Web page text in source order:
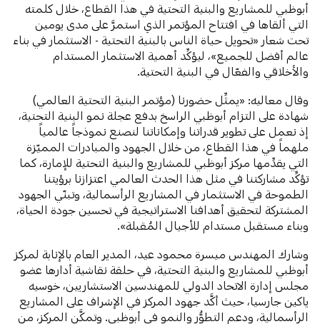
أبوظبي للمشاريع والبنية التحتية في هذا القطاع، خلال كلمته
التي ألقاها في افتتاح المؤتمر الذي استمرَّ على مدى يومين
تحت شعار «تحويل حياة الناس بالبنية التحتية - الاستثمار في بناء
عالم أفضل للجميع»، ليؤكِّد أهمية الاستثمار المستدام
والأخلاقي والفعّال في البنية التحتية.
وقال معاليه: «يمثِّل حضورنا (مؤتمر البنية التحتية العالمي)
شهادة على التزام أبوظبي الراسخ بدفع عجلة نمو البنية التحتية،
إذ نعمل على تطوير قدراتنا وإمكاناتنا لنصنع نموذجاً عالمياً
ملهماً في هذا القطاع، من خلال الجهود والمبادرات المميّزة
التي يقدِّمها مركز أبوظبي للمشاريع والبنية التحتية للإمارة، كما
تؤكِّد مشاركتنا في مثل هذا الحدث العالمي اعتزازنا برؤيتنا
الطموحة في الاستثمار في المشاريع الرأسمالية، وتبنّي الجهود
المشتركة لتحقيق أهدافنا الاستراتيجية في تحسين جودة الحياة،
وبناء مستقبل مستدام للأجيال المُقبلة».
وشارك المهندس ميسرة محمود عيد، المدير العام بالإنابة لمركز
أبوظبي للمشاريع والبنية التحتية، في حلقة نقاشية أدارها عضو
مجلس إدارة الاتحاد الدولي للمهندسين الاستشاريين، خوسيه
ياكين جارسيا، حيث أكَّد جهود المركز في الإشراف على المشاريع
الرأسمالية، ودعم التطوُّر والنمو في أبوظبي. وتمكَّن المركز، من